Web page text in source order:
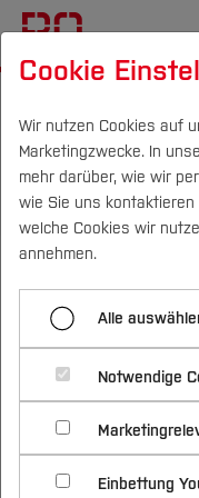
Campus
Studium
Vor dem
Bewerben &
Im Studium
Studienbüros
Nach dem
Forschung
Profil
Forschungs-
Schwerpunkte
Beratung &
NVIDIA-Workshop
Hochschul-
CVH
01.10.2026, 09:00
Cookie
Wir nutzen Cookies auf
Marketingzwecke. In
mehr darüber, wie wir
wie Sie uns kontaktieren
welche Cookies wir
annehmen.
Alle
Notwendige
Einbettung